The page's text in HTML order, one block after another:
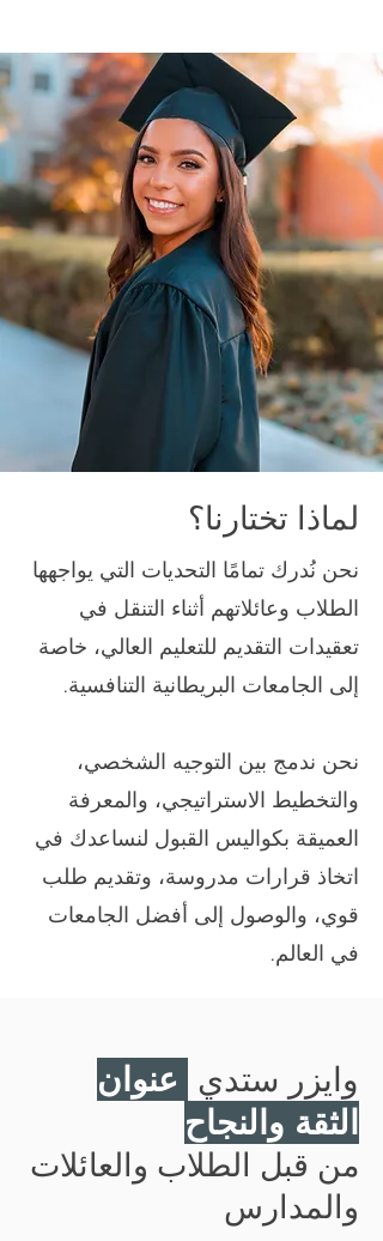
لماذا تختارنا؟
نحن نُدرك تمامًا التحديات التي يواجهها
الطلاب وعائلاتهم أثناء التنقل في
تعقيدات التقديم للتعليم العالي، خاصة
إلى الجامعات البريطانية التنافسية.
نحن ندمج بين التوجيه الشخصي،
والتخطيط الاستراتيجي، والمعرفة
العميقة بكواليس القبول لنساعدك في
اتخاذ قرارات مدروسة، وتقديم طلب
قوي، والوصول إلى أفضل الجامعات
في العالم.
وايزر ستدي عنوان
الثقة والنجاح
من قبل الطلاب والعائلات
والمدارس